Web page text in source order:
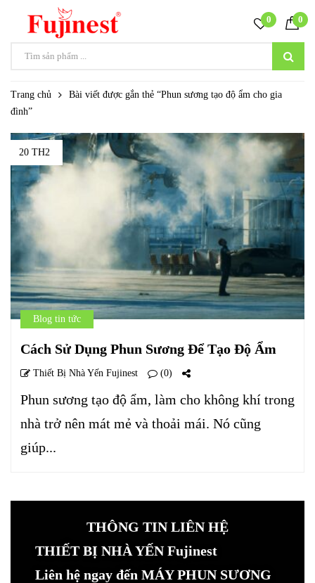
0 0
Trang chủ
Bài viết được gắn thẻ “Phun sương tạo độ ẩm cho gia
đình”
20 TH2
Blog tin tức
Cách Sử Dụng Phun Sương Để Tạo Độ Ẩm
Thiết Bị Nhà Yến Fujinest (0)
Phun sương tạo độ ẩm, làm cho không khí trong
nhà trở nên mát mẻ và thoải mái. Nó cũng
giúp...
THÔNG TIN LIÊN HỆ
THIẾT BỊ NHÀ YẾN Fujinest
Liên hệ ngay đến MÁY PHUN SƯƠNG